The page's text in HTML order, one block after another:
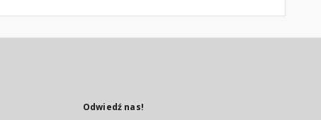
Odwiedź nas!